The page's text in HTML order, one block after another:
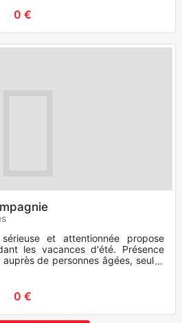
0 €
et attentionnée propose
les vacances d'été. Présence
de personnes âgées, seules
0 €